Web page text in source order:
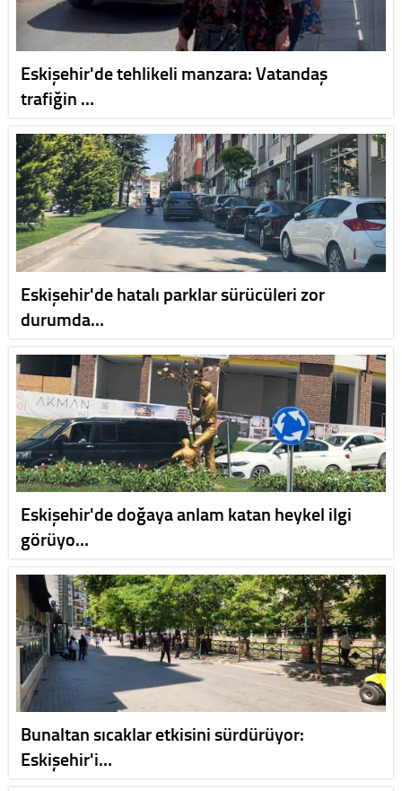
Eskişehir'de tehlikeli manzara: Vatandaş
trafiğin …
Eskişehir'de hatalı parklar sürücüleri zor
durumda…
Eskişehir'de doğaya anlam katan heykel ilgi
görüyo…
Bunaltan sıcaklar etkisini sürdürüyor:
Eskişehir'i…